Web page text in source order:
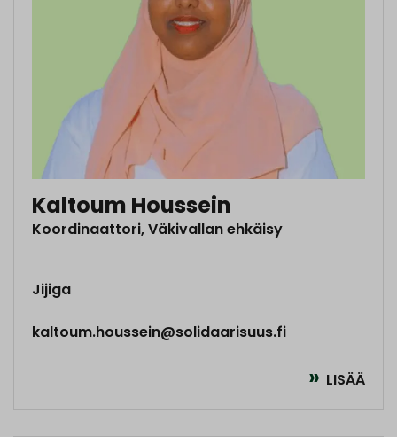
Kaltoum Houssein
Koordinaattori, Väkivallan ehkäisy
Jijiga
kaltoum.houssein@solidaarisuus.fi
LISÄÄ